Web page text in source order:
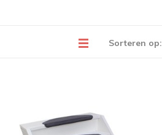
Sorteren op: